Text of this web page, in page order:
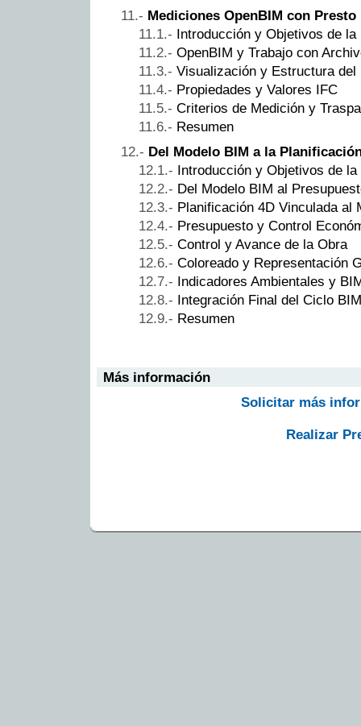
Mediciones OpenBIM con Presto
Introducción y Objetivos de la
OpenBIM y Trabajo con
Visualización y Estructura del
Propiedades y Valores IFC
Criterios de Medición y
Resumen
Del Modelo BIM a la
Introducción y Objetivos de la
Del Modelo BIM al
Planificación 4D Vinculada al
Presupuesto y Control
Control y Avance de la Obra
Coloreado y Representación
Indicadores Ambientales y
Integración Final del Ciclo BIM
Resumen
Más información
Solicitar más
Realizar